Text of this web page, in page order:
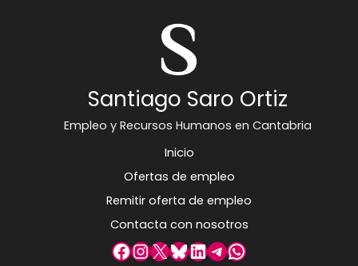
Santiago Saro Ortiz
Empleo y Recursos Humanos en Cantabria
Inicio
Ofertas de empleo
Remitir oferta de empleo
Contacta con nosotros
Facebook
Instagram
X Bluesky
LinkedIn
Telegram
WhatsApp